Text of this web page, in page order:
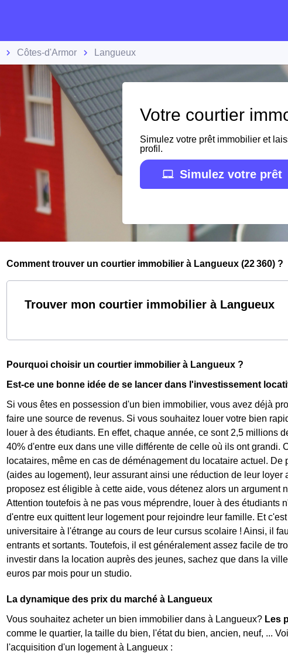
Côtes-d'Armor Langueux
Votre courtier
Simulez votre prêt immobilier et
profil.
Simulez votre prêt
Comment trouver un courtier immobilier à Langueux (22 360) ?
Trouver mon courtier immobilier à Langueux
Pourquoi choisir un courtier immobilier à Langueux ?
Est-ce une bonne idée de se lancer dans l'investissement
Si vous êtes en possession d'un bien immobilier, vous avez déjà
faire une source de revenus. Si vous souhaitez louer votre bien
louer à des étudiants. En effet, chaque année, ce sont 2,5 millions
40% d'entre eux dans une ville différente de celle où ils ont grandi.
locataires, même en cas de déménagement du locataire actuel.
(aides au logement), leur assurant ainsi une réduction de leur
proposez est éligible à cette aide, vous détenez alors un argument
Attention toutefois à ne pas vous méprendre, louer à des étudiants
d'entre eux quittent leur logement pour rejoindre leur famille. Et
universitaire à l'étrange au cours de leur cursus scolaire ! Ainsi, il
entrants et sortants. Toutefois, il est généralement assez facile de
investir dans la location auprès des jeunes, sachez que dans la
euros par mois pour un studio.
La dynamique des prix du marché à Langueux
Vous souhaitez acheter un bien immobilier dans à Langueux? Les
comme le quartier, la taille du bien, l'état du bien, ancien, neuf, ...
l'acquisition d'un logement à Langueux :